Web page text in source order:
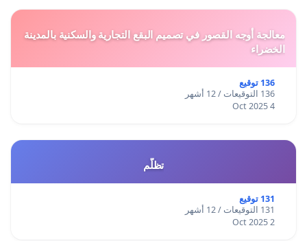
معالجة أوجه القصور في تصميم البقع التجارية والسكنية بالمدينة
الخضراء
136 توقيع
136 التوقيعات / 12 أشهر
4 Oct 2025
تظلّم
131 توقيع
131 التوقيعات / 12 أشهر
2 Oct 2025